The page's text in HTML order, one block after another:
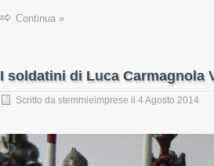
Continua »
I soldatini di Luca Carmagnola
Scritto da stemmieimprese il 4 Agosto 2014